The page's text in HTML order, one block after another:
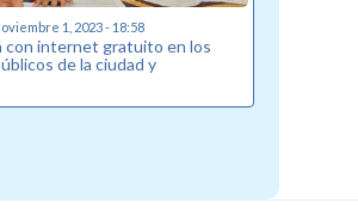
1, 2023 - 18:58
con internet gratuito en los
de la ciudad y